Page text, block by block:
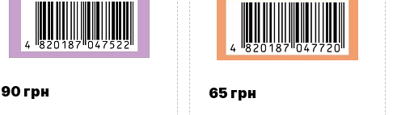
90 грн 65 грн